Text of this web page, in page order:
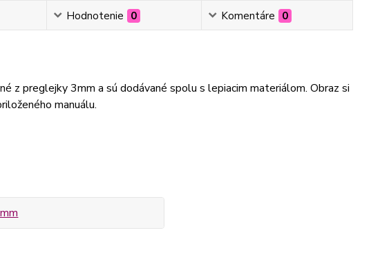
Hodnotenie 0 Komentáre 0
z preglejky 3mm a sú dodávané spolu s lepiacim materiálom. Obraz si
manuálu.